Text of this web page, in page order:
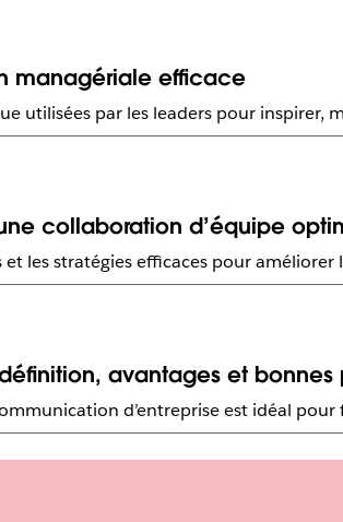
managériale efficace
utilisées par les leaders pour inspirer,
collaboration d’équipe
les stratégies efficaces pour
avantages et bonnes
d’entreprise est idéal